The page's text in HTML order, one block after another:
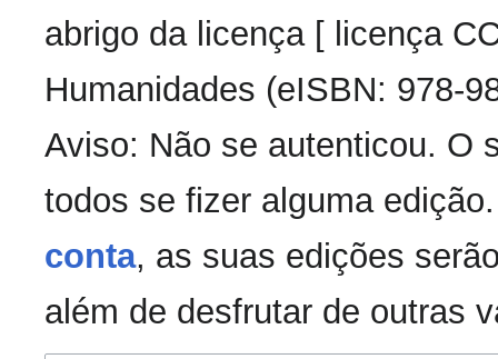
abrigo da licença [ licença
Humanidades (eISBN: 978-
Aviso: Não se autenticou. O
todos se fizer alguma
conta, as suas edições
além de desfrutar de outras